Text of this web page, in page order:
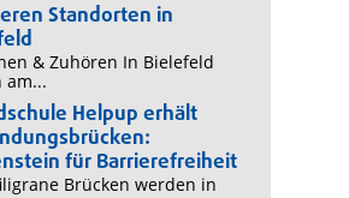
Standorten in
& Zuhören In Bielefeld
am...
Helpup erhält
für Barrierefreiheit
Brücken werden in